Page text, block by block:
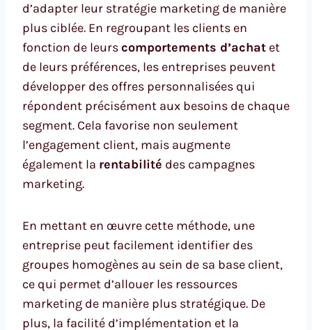
d’adapter leur stratégie marketing de manière
plus ciblée. En regroupant les clients en
fonction de leurscomportements d’achat et
de leurs préférences, les entreprises peuvent
développer des offres personnalisées qui
répondent précisément aux besoins de chaque
segment. Cela favorise non seulement
l’engagement client, mais augmente
également la rentabilité des campagnes
marketing.
En mettant en œuvre cette méthode, une
entreprise peut facilement identifier des
groupes homogènes au sein de sa base client,
ce qui permet d’allouer les ressources
marketing de manière plus stratégique. De
plus, la facilité d’implémentation et la